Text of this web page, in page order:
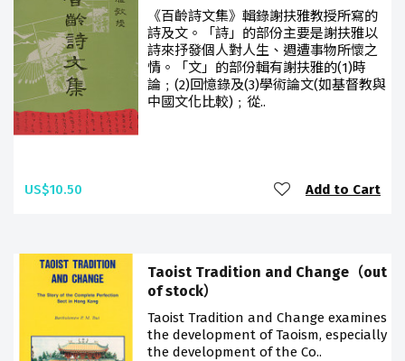
《百齡詩文集》輯錄謝扶雅教授所寫的
詩及文。「詩」的部份主要是謝扶雅以
詩來抒發個人對人生、週遭事物所懷之
情。「文」的部份輯有謝扶雅的(1)時
論﹔(2)回憶錄及(3)學術論文(如基督教與
中國文化比較)﹔從..
US$10.50 Add to Cart
Taoist Tradition and Change（out
of stock）
Taoist Tradition and Change examines
the development of Taoism, especially
the development of the Co..